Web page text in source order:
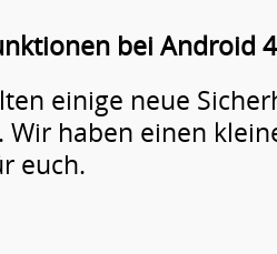
bei Android
einige neue
Wir haben einen
euch.